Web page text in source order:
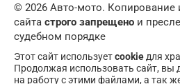
© 2026 Авто-мото.
сайта строго запрещено и
судебном порядке
Этот сайт используетcookie для
Продолжая использовать сайт, вы
на работу с этими файлами, а так